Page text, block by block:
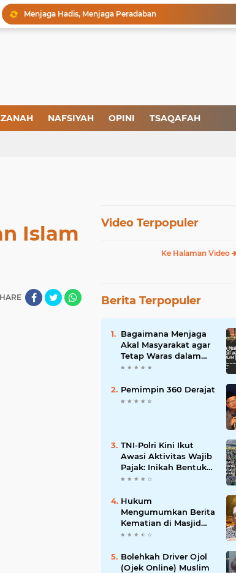
Menjaga Hadis, Menjaga Peradaban
Amal yang Kosong dari Ikhlas Bagaikan Jasad Tanpa Ruh
NAFSIYAH OPINI TSAQAFAH
Islam Video Terpopuler
Ke Halaman Video
Berita Terpopuler
Bagaimana Menjaga
Akal Masyarakat agar
Tetap Waras dalam
Islam?
Pemimpin 360 Derajat
TNI-Polri Kini Ikut
Awasi Aktivitas Wajib
Pajak: Inikah Bentuk
Intimidasi yang Makin
Hukum
Mengumumkan Berita
Kematian di Masjid
dan Medsos
Bolehkah Driver Ojol
(Ojek Online) Muslim